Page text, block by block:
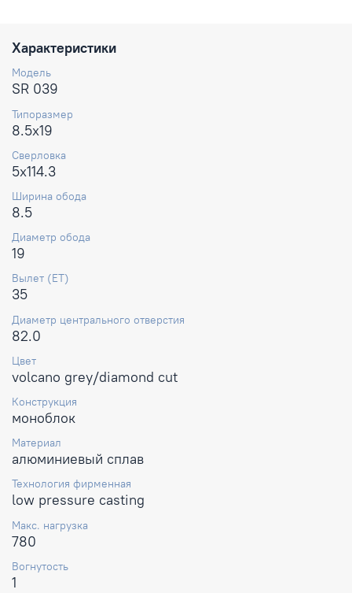
Характеристики
Модель
SR 039
Типоразмер
8.5x19
Сверловка
5x114.3
Ширина обода
8.5
Диаметр обода
19
Вылет (ET)
35
Диаметр центрального отверстия
82.0
Цвет
volcano grey/diamond cut
Конструкция
моноблок
Материал
алюминиевый сплав
Технология фирменная
low pressure casting
Макс. нагрузка
780
Вогнутость
1